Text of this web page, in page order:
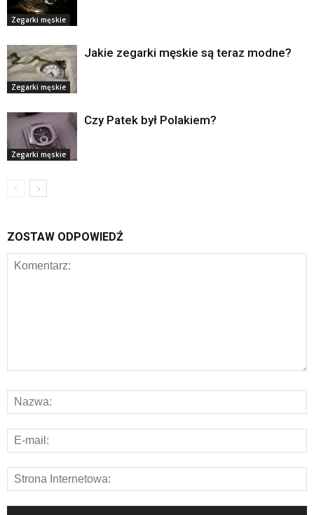
Zegarki męskie
Zegarki męskie
Jakie zegarki męskie są teraz modne?
Zegarki męskie
Czy Patek był Polakiem?
ZOSTAW ODPOWIEDŹ